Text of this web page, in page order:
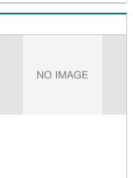
！年間8000棟以上の限定物件を
だから出会える物件が多数ご
絡・ご相談ください！※限定物
を含めた数社でのみご紹介可能
ロップメントの物件